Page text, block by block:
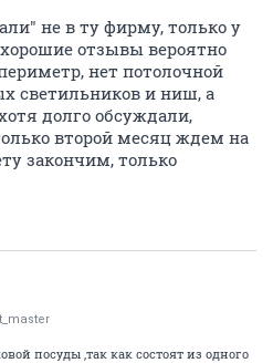
не в ту фирму, только у
отзывы вероятно
нет потолочной
светильников и ниш, а
долго обсуждали,
второй месяц ждем на
закончим, только
посуды ,так как состоят из одного